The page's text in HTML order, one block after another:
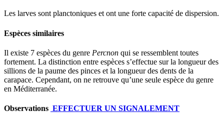
Les larves sont planctoniques et ont une forte capacité de dispersion.
Espèces similaires
Il existe 7 espèces du genre Percnon qui se ressemblent toutes
fortement. La distinction entre espèces s’effectue sur la longueur des
sillions de la paume des pinces et la longueur des dents de la
carapace. Cependant, on ne retrouve qu’une seule espèce du genre
en Méditerranée.
Observations EFFECTUER UN SIGNALEMENT